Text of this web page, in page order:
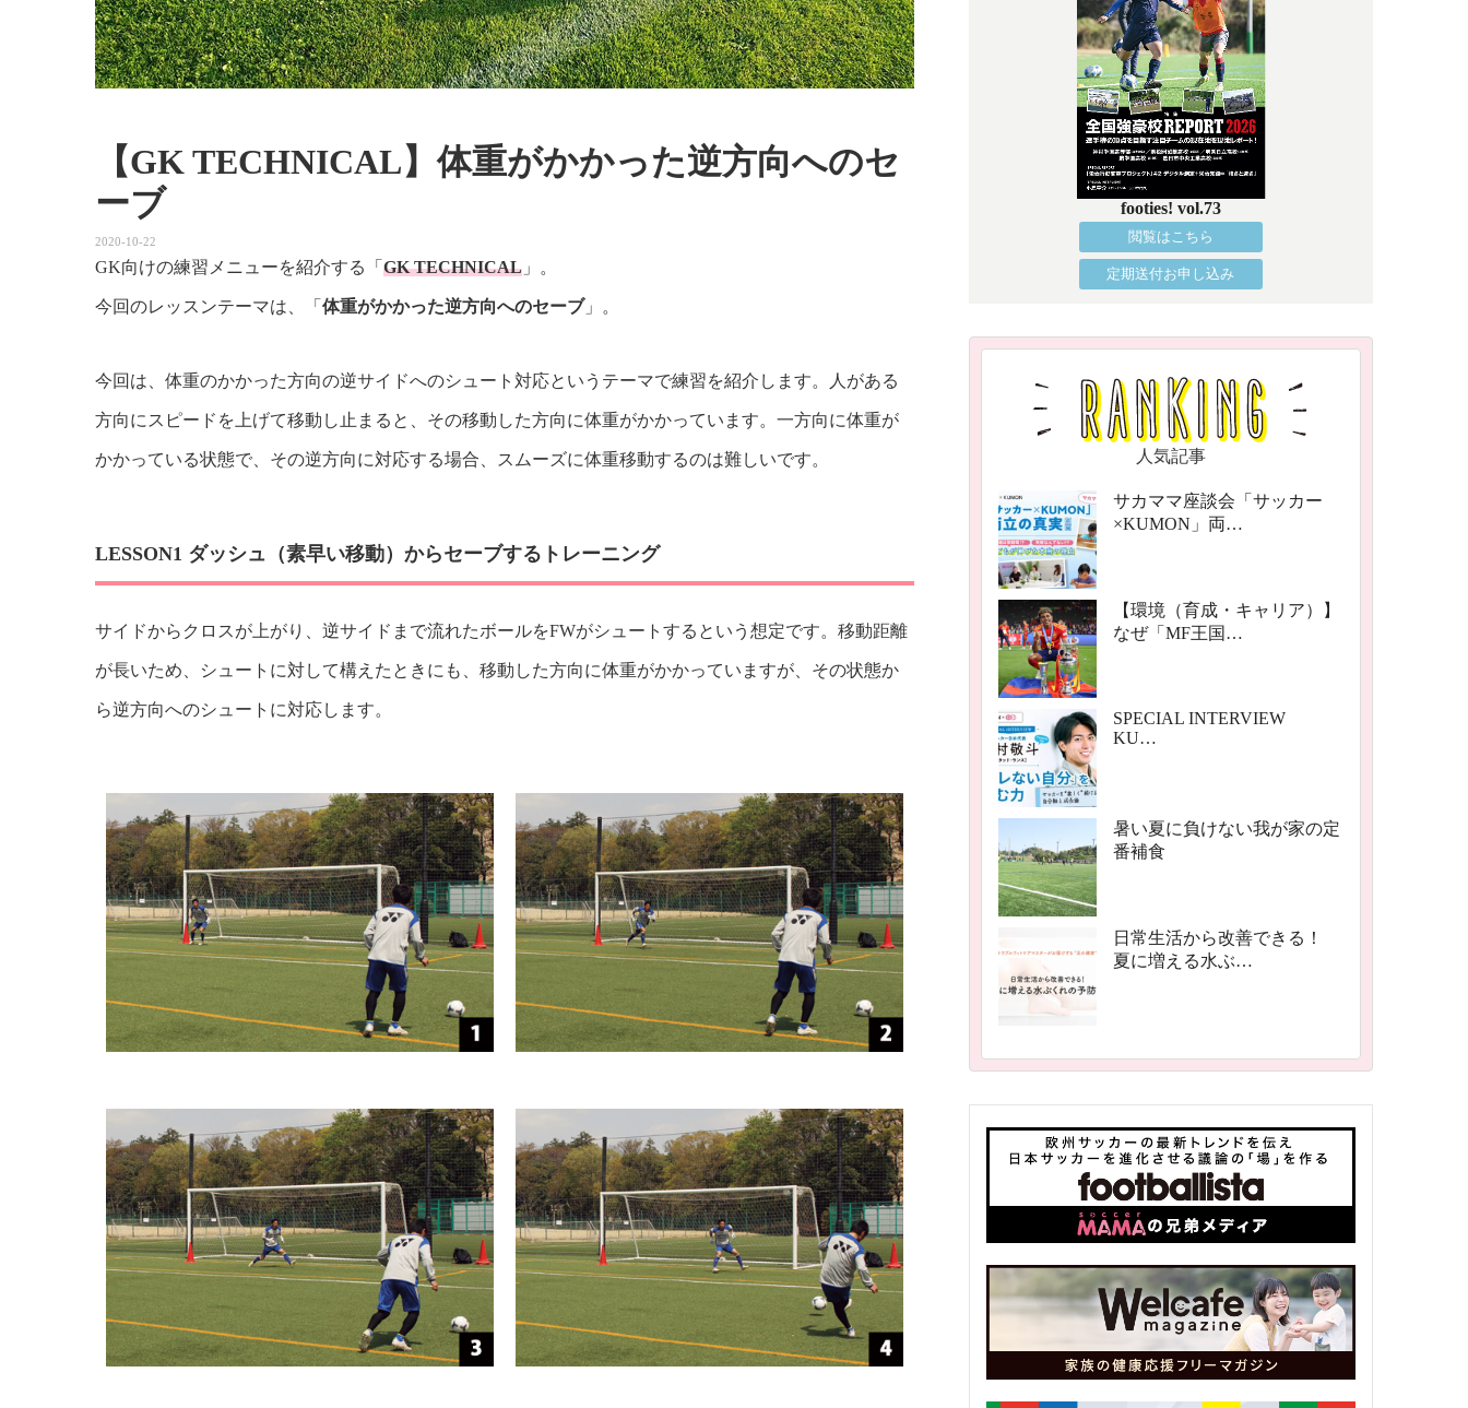
【GK TECHNICAL】体重がかかった逆方向へのセ
ーブ
2020-10-22
GK向けの練習メニューを紹介する「 GK TECHNICAL 」。
今回のレッスンテーマは、「 体重がかかった逆方向へのセーブ」。
今回は、体重のかかった方向の逆サイドへのシュート対応というテーマで練習を紹介します。人がある
方向にスピードを上げて移動し止まると、その移動した方向に体重がかかっています。一方向に体重が
かかっている状態で、その逆方向に対応する場合、スムーズに体重移動するのは難しいです。
LESSON1 ダッシュ（素早い移動）からセーブするトレーニング
サイドからクロスが上がり、逆サイドまで流れたボールをFWがシュートするという想定です。移動距離
が長いため、シュートに対して構えたときにも、移動した方向に体重がかかっていますが、その状態か
ら逆方向へのシュートに対応します。
footies! vol.73
閲覧はこちら
定期送付お申し込み
人気記事
サカママ座談会「サッカー
×KUMON」両…
【環境（育成・キャリア）】
なぜ「MF王国…
SPECIAL INTERVIEW
KU…
暑い夏に負けない我が家の定
番補食
日常生活から改善できる！
夏に増える水ぶ…